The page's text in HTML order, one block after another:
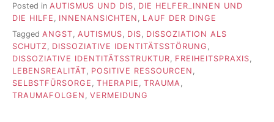
Posted in AUTISMUS UND DIS
DIE HELFER_INNEN UND
DIE HILFE
INNENANSICHTEN
LAUF DER DINGE
Tagged ANGST, AUTISMUS, DIS, DISSOZIATION ALS
SCHUTZ, DISSOZIATIVE IDENTITÄTSSTÖRUNG ,
DISSOZIATIVE IDENTITÄTSSTRUKTUR, FREIHEITSPRAXIS,
LEBENSREALITÄT, POSITIVE RESSOURCEN ,
SELBSTFÜRSORGE , THERAPIE , TRAUMA,
TRAUMAFOLGEN , VERMEIDUNG